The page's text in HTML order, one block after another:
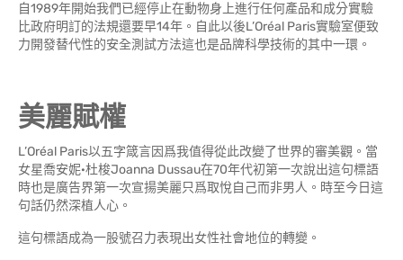
自1989年開始我們已經停止在動物身上進行任何產品和成分實驗
比政府明訂的法規還要早14年。自此以後L’Oréal Paris實驗室便致
力開發替代性的安全測試方法這也是品牌科學技術的其中一環。
美麗賦權
L’Oréal Paris以五字箴言因爲我值得從此改變了世界的審美觀。當
女星喬安妮·杜梭Joanna Dussau在70年代初第一次說出這句標語
時也是廣告界第一次宣揚美麗只爲取悅自己而非男人。時至今日這
句話仍然深植人心。
這句標語成為一股號召力表現出女性社會地位的轉變。